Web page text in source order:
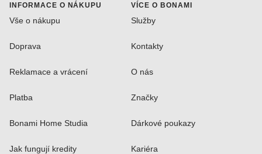
INFORMACE O NÁKUPU
Vše o nákupu
Doprava
Reklamace a vrácení
Platba
Bonami Home Studia
Jak fungují kredity
VÍCE O BONAMI
Služby
Kontakty
O nás
Značky
Dárkové poukazy
Kariéra